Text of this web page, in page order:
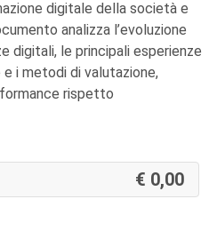
digitale della società e
analizza l’evoluzione
digitali, le principali esperienze
e i metodi di valutazione,
rispetto
0,00